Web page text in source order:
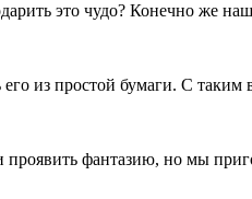
это чудо? Конечно же
из простой бумаги. С таким
фантазию, но мы